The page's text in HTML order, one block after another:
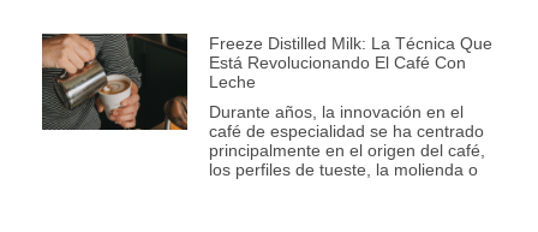
Freeze Distilled Milk: La Técnica Que
Está Revolucionando El Café Con
Leche
Durante años, la innovación en el
café de especialidad se ha centrado
principalmente en el origen del café,
los perfiles de tueste, la molienda o